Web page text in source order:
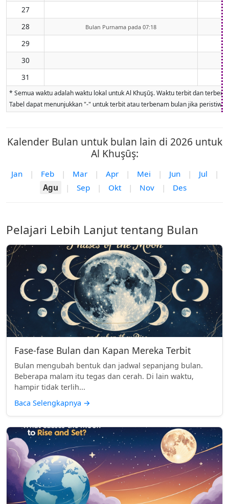
27
28
Bulan Purnama pada 07:18
29
30
31
* Semua waktu adalah waktu lokal untuk Al Khuşūş. Waktu terbit dan
Tabel dapat menunjukkan "-" untuk terbit atau terbenam bulan jika
Kalender Bulan untuk bulan lain di 2026 untuk
Al Khuşūş:
Jan | Feb | Mar | Apr | Mei | Jun | Jul
|
Agu
| Sep | Okt | Nov | Des
Pelajari Lebih Lanjut tentang Bulan
Fase-fase Bulan dan Kapan Mereka Terbit
Bulan mengubah bentuk dan jadwal sepanjang bulan.
Beberapa malam itu tegas dan cerah. Di lain waktu,
hampir tidak terlih...
Baca Selengkapnya →